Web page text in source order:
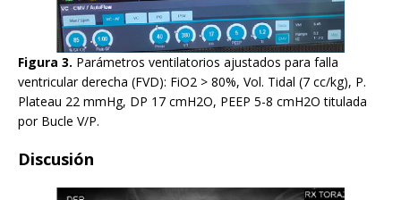
Figura 3. Parámetros ventilatorios ajustados para falla
ventricular derecha (FVD): FiO2 > 80%, Vol. Tidal (7 cc/kg), P.
Plateau 22 mmHg, DP 17 cmH2O, PEEP 5-8 cmH2O titulada
por Bucle V/P.
Discusión